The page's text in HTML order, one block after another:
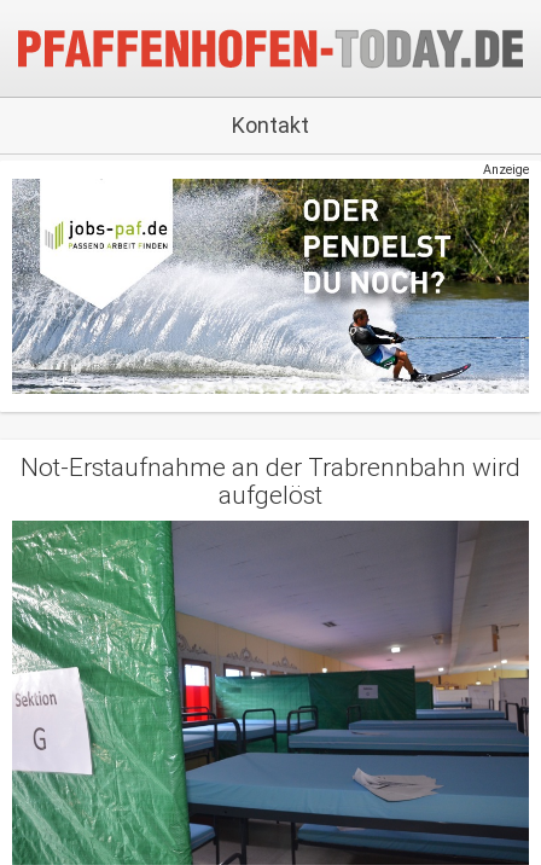
Kontakt
Anzeige
Not-Erstaufnahme an der Trabrennbahn wird
aufgelöst